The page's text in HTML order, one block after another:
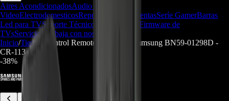
Aires AcondicionadosAudio y
VideoElectrodomesticosRepuestos/HerramientasSeríe GamerBarras
Led para TVSoporte Técnico
Firmware de
TVsServicios
Trabaja con nosotros
Inicio/Tienda
Control Remoto Smart TV Samsung BN59-01298D -
CR-113
-38%